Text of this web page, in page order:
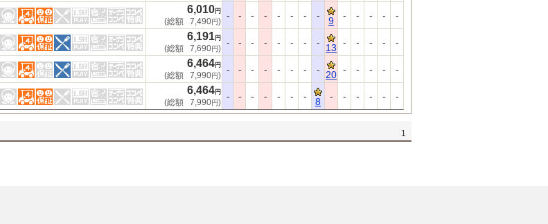
6,010 円
(総額 7,490円)
- - - - - - - - 9 - - - - -
6,191 円
(総額 7,690円)
- - - - - - - - 13 - - - - -
6,464 円
(総額 7,990円)
- - - - - - - - 20 - - - - -
6,464 円
(総額 7,990円)
- - - - - - - 8 - - - - - -
1